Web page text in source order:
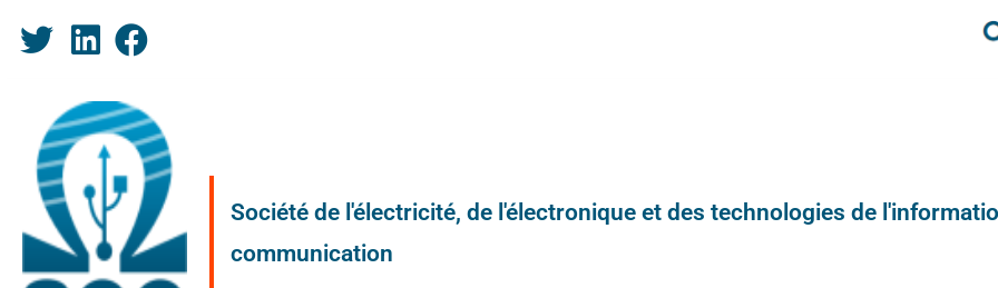
Société de l'électricité, de l'électronique et des technologies de
communication